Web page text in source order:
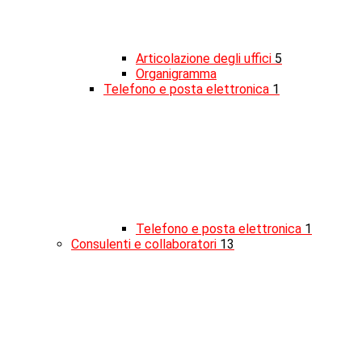
Articolazione degli uffici 5
Organigramma
Telefono e posta elettronica 1
Telefono e posta elettronica 1
Consulenti e collaboratori 13